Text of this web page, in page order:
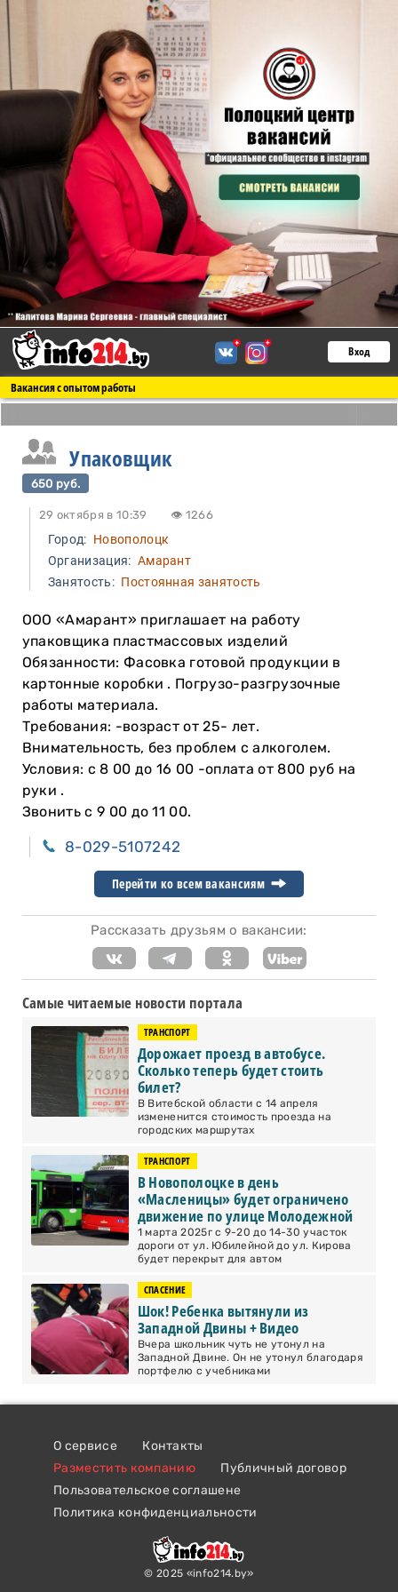
Вход
Вакансия с опытом работы
Упаковщик
650 руб.
29 октября в 10:39 👁 1266
Город: Новополоцк
Организация: Амарант
Занятость:Постоянная занятость
ООО «Амарант» приглашает на работу
упаковщика пластмассовых изделий
Обязанности: Фасовка готовой продукции в
картонные коробки . Погрузо-разгрузочные
работы материала.
Требования: -возраст от 25- лет.
Внимательность, без проблем с алкоголем.
Условия: с 8 00 до 16 00 -оплата от 800 руб на
руки .
Звонить с 9 00 до 11 00.
8-029-5107242
Перейти ко всем вакансиям
Рассказать друзьям о вакансии:
Самые читаемые новости портала
ТРАНСПОРТ
Дорожает проезд в автобусе.
Сколько теперь будет стоить
билет?
В Витебской области с 14 апреля
измененится стоимость проезда на
городских маршрутах
ТРАНСПОРТ
В Новополоцке в день
«Масленицы» будет ограничено
движение по улице Молодежной
1 марта 2025г с 9-20 до 14-30 участок
дороги от ул. Юбилейной до ул. Кирова
будет перекрыт для автом
СПАСЕНИЕ
Шок! Ребенка вытянули из
Западной Двины + Видео
Вчера школьник чуть не утонул на
Западной Двине. Он не утонул благодаря
портфелю с учебниками
О сервисе
Контакты
Разместить компанию
Публичный договор
Пользовательское соглашене
Политика конфиденциальности
© 2025 «info214.by»